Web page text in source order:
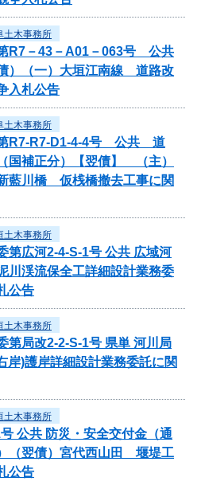
土木事務所
R7－43－A01－063号 公共
）（一）大垣江南線 道路改
入札公告
土木事務所
第R7-R7-D1-4-4号 公共 道
国補正分）【翌債】 （主）
藍川橋 仮桟橋撤去工事に関
土木事務所
第広河2-4-S-1号 公共 広域河
渓流保全工詳細設計業務委
公告
土木事務所
第局改2-2-S-1号 県単 河川局
岸)護岸詳細設計業務委託に関
土木事務所
公共 防災・安全交付金（通
（翌債）宮代西山田 堰堤工
公告